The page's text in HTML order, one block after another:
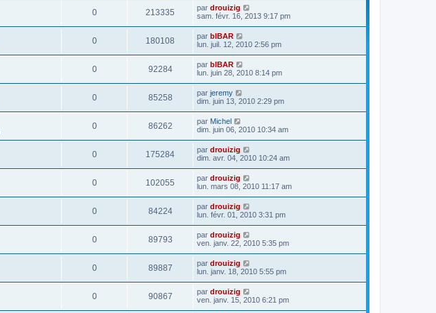
0 213335 par drouizig
sam. févr. 16, 2013 9:17 pm
0 180108 par bIBAR
lun. juil. 12, 2010 2:56 pm
0 92284 par bIBAR
lun. juin 28, 2010 8:14 pm
0 85258 par jeremy
dim. juin 13, 2010 2:29 pm
0 86262 par Michel
dim. juin 06, 2010 10:34 am
0 175284 par drouizig
dim. avr. 04, 2010 10:24 am
0 102055 par drouizig
lun. mars 08, 2010 11:17 am
0 84224 par drouizig
lun. févr. 01, 2010 3:31 pm
0 89793 par drouizig
ven. janv. 22, 2010 5:35 pm
0 89887 par drouizig
lun. janv. 18, 2010 5:55 pm
0 90867 par drouizig
ven. janv. 15, 2010 6:21 pm